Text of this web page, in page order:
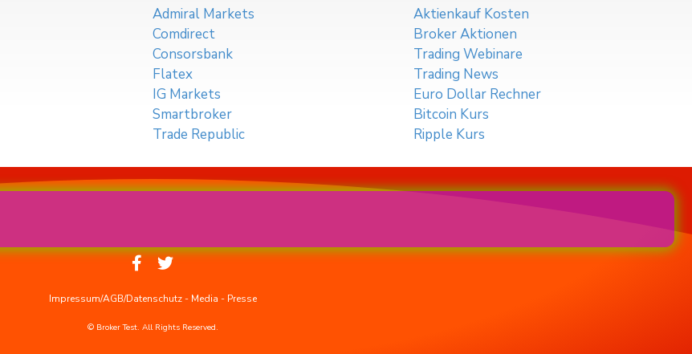
Admiral Markets
Comdirect
Consorsbank
Flatex
IG Markets
Smartbroker
Trade Republic
Aktienkauf Kosten
Broker Aktionen
Trading Webinare
Trading News
Euro Dollar Rechner
Bitcoin Kurs
Ripple Kurs
Impressum/AGB/Datenschutz- Media - Presse
© Broker Test. All Rights Reserved.